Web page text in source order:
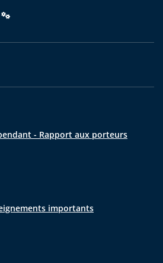
- Rapport aux porteurs
importants